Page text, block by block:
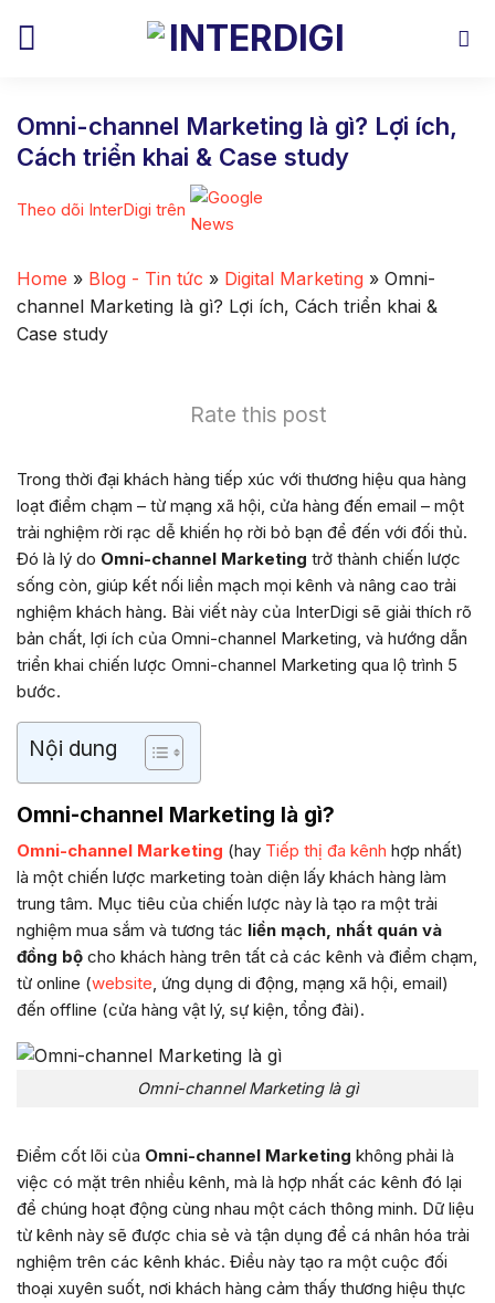
Omni-channel Marketing là gì? Lợi ích,
Cách triển khai & Case study
Theo dõi InterDigi trên
Home » Blog - Tin tức » Digital Marketing » Omni-
channel Marketing là gì? Lợi ích, Cách triển khai &
Case study
Rate this post
Trong thời đại khách hàng tiếp xúc với thương hiệu qua hàng
loạt điểm chạm – từ mạng xã hội, cửa hàng đến email – một
trải nghiệm rời rạc dễ khiến họ rời bỏ bạn để đến với đối thủ.
Đó là lý do Omni-channel Marketing trở thành chiến lược
sống còn, giúp kết nối liền mạch mọi kênh và nâng cao trải
nghiệm khách hàng. Bài viết này của InterDigi sẽ giải thích rõ
bản chất, lợi ích của Omni-channel Marketing, và hướng dẫn
triển khai chiến lược Omni-channel Marketing qua lộ trình 5
bước.
Nội dung
Omni-channel Marketing là gì?
Omni-channel Marketing (hay Tiếp thị đa kênh hợp nhất)
là một chiến lược marketing toàn diện lấy khách hàng làm
trung tâm. Mục tiêu của chiến lược này là tạo ra một trải
nghiệm mua sắm và tương tác liền mạch, nhất quán và
đồng bộ cho khách hàng trên tất cả các kênh và điểm chạm,
từ online (website, ứng dụng di động, mạng xã hội, email)
đến offline (cửa hàng vật lý, sự kiện, tổng đài).
Omni-channel Marketing là gì
Điểm cốt lõi của Omni-channel Marketing không phải là
việc có mặt trên nhiều kênh, mà là hợp nhất các kênh đó lại
để chúng hoạt động cùng nhau một cách thông minh. Dữ liệu
từ kênh này sẽ được chia sẻ và tận dụng để cá nhân hóa trải
nghiệm trên các kênh khác. Điều này tạo ra một cuộc đối
thoại xuyên suốt, nơi khách hàng cảm thấy thương hiệu thực